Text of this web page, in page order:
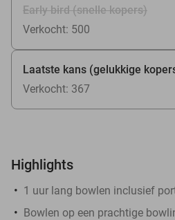
Early bird (snelle kopers)
Verkocht: 500
Laatste kans (gelukkige
Verkocht: 367
Highlights
1 uur lang bowlen inclusief
Bowlen op een prachtige